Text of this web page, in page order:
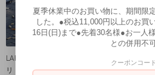
LAPUAN KANKURIT│ラプアン カンク
リ ポケットショール［MARIA マリ
リ ポ
夏季休業中のお買い物に、期間限
した。●税込11,000円以上のお買
16日(日)まで●先着30名様●お一人
との併用不
クーポンコー